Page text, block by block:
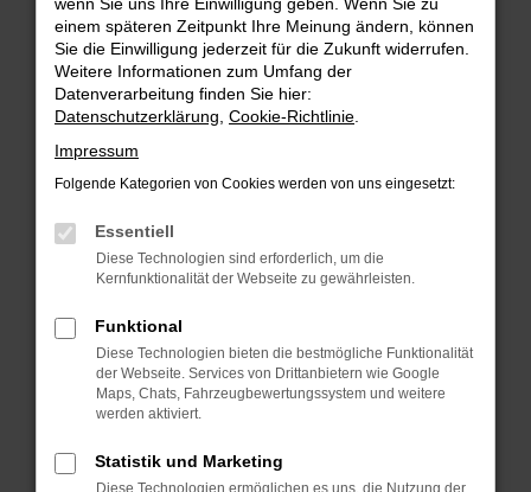
Hier sind ein paar Tipps, die dir helfen können:
Überprüfe deine Firewall und deine
Internetverbindung.
Laden andere Webseiten, zum Beispiel deine
Suchmaschine?
Prüfe deine Browsererweiterungen.
können das Laden bestimmter Seiten
verhindern. Funktioniert die Seite in einem
anderen Browser oder in einem privaten
Starte dein Gerät neu.
Das kann manchmal helfen, vorübergehende
Probleme zu beheben.
Betriebssystem auf dem neuesten Stand
sind.
einem späteren Zeitpunkt Ihre Meinung ändern, können
Sie die Einwilligung jederzeit für die Zukunft widerrufen.
Weitere Informationen zum Umfang der
Datenverarbeitung finden Sie hier:
Datenschutzerklärung Cookie-Richtlinie
Impressum
Folgende Kategorien von Cookies werden von uns eingesetzt:
Essentiell
Diese Technologien sind erforderlich, um die
Kernfunktionalität der Webseite zu gewährleisten.
Funktional
Diese Technologien bieten die bestmögliche Funktionalität
der Webseite. Services von Drittanbietern wie Google
Maps, Chats, Fahrzeugbewertungssystem und weitere
werden aktiviert.
Statistik und Marketing
Diese Technologien ermöglichen es uns, die Nutzung der